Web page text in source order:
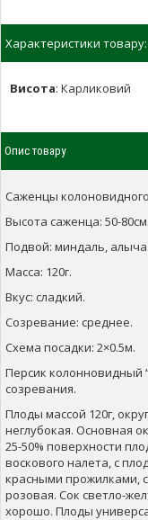
Характеристики товару:
Висота: Карликовий
Опис товару
Саженцы
Высота саженца: 50-80см.
Подвой: миндаль, алыча.
Масса: 120г.
Вкус: сладкий.
Созревание: среднее.
Схема посадки: 2×0.5м.
Персик колонновидный
созревания.
Плоды массой 120г,
неглубокая. Основная
25-50% поверхности
воскового налета, с
красными прожилками,
розовая. Сок светло-
хорошо. Плоды